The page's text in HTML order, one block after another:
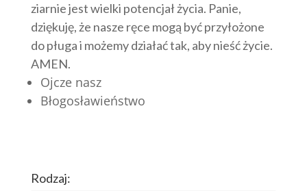
ziarnie jest wielki potencjał życia. Panie,
dziękuję, że nasze ręce mogą być przyłożone
do pługa i możemy działać tak, aby nieść życie.
AMEN.
Ojcze nasz
Błogosławieństwo
Rodzaj: